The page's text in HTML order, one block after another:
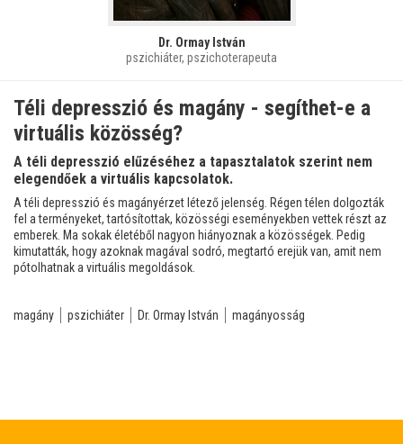
Dr. Ormay István
pszichiáter, pszichoterapeuta
Téli depresszió és magány - segíthet-e a
virtuális közösség?
A téli depresszió elűzéséhez a tapasztalatok szerint nem
elegendőek a virtuális kapcsolatok.
A téli depresszió és magányérzet létező jelenség. Régen télen dolgozták
fel a terményeket, tartósítottak, közösségi eseményekben vettek részt az
emberek. Ma sokak életéből nagyon hiányoznak a közösségek. Pedig
kimutatták, hogy azoknak magával sodró, megtartó erejük van, amit nem
pótolhatnak a virtuális megoldások.
magány pszichiáter Dr. Ormay István magányosság